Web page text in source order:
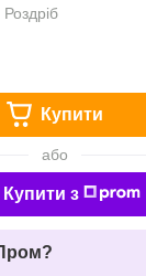
Роздріб
Купити
або
Купити з